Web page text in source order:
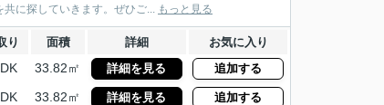
に探していきます。ぜひご... もっと見る
り 面積 詳細 お気に入り
33.82㎡ 詳細を見る 追加する
33.82㎡ 詳細を見る 追加する